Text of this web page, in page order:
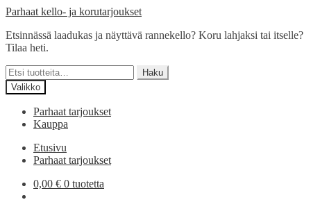
Siirry
Siirry
Parhaat kello- ja korutarjoukset
Etsinnässä laadukas ja näyttävä rannekello? Koru lahjaksi tai itselle?
Tilaa heti.
Etsi:
Haku
Valikko
Parhaat tarjoukset
Kauppa
Etusivu
Parhaat tarjoukset
0,00 € 0 tuotetta